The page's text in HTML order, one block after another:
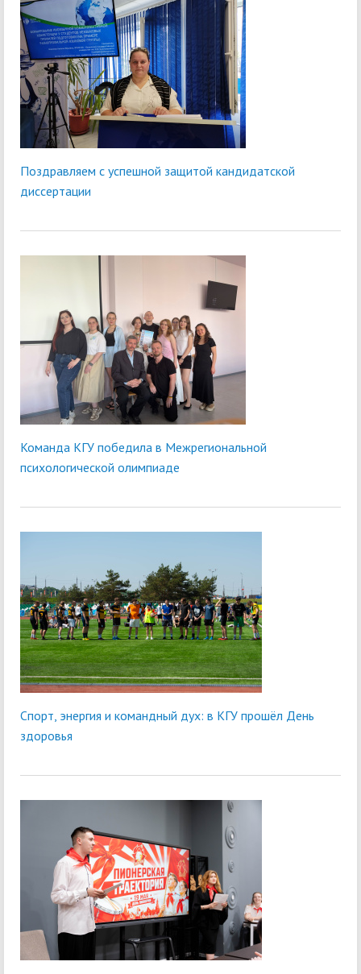
Поздравляем с успешной защитой кандидатской
диссертации
Команда КГУ победила в Межрегиональной
психологической олимпиаде
Спорт, энергия и командный дух: в КГУ прошёл День
здоровья